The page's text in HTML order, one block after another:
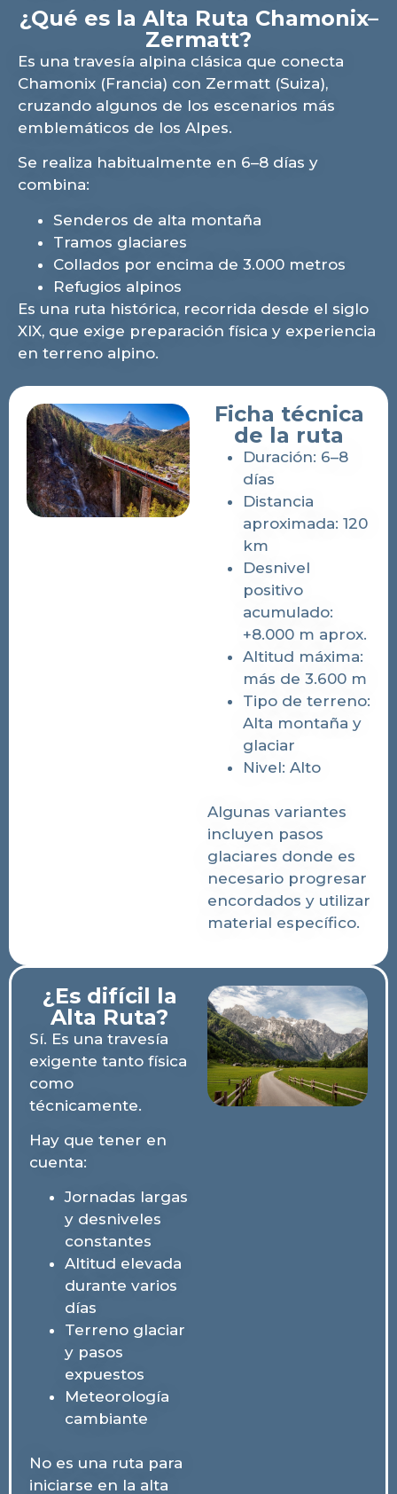
¿Qué es la Alta Ruta Chamonix–
Zermatt?
Es una travesía alpina clásica que conecta
Chamonix (Francia) con Zermatt (Suiza),
cruzando algunos de los escenarios más
emblemáticos de los Alpes.
Se realiza habitualmente en 6–8 días y
combina:
Senderos de alta montaña
Tramos glaciares
Collados por encima de 3.000 metros
Refugios alpinos
Es una ruta histórica, recorrida desde el siglo
XIX, que exige preparación física y experiencia
en terreno alpino.
Ficha técnica
de la ruta
Duración: 6–8
días
Distancia
aproximada: 120
km
Desnivel
positivo
acumulado:
+8.000 m aprox.
Altitud máxima:
más de 3.600 m
Tipo de terreno:
Alta montaña y
glaciar
Nivel: Alto
Algunas variantes
incluyen pasos
glaciares donde es
necesario progresar
encordados y utilizar
material específico.
¿Es difícil la
Alta Ruta?
Sí. Es una travesía
exigente tanto física
como
técnicamente.
Hay que tener en
cuenta:
Jornadas largas
y desniveles
constantes
Altitud elevada
durante varios
días
Terreno glaciar
y pasos
expuestos
Meteorología
cambiante
No es una ruta para
iniciarse en la alta